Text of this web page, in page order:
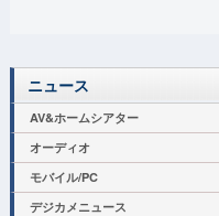
ニュース
AV&ホームシアター
オーディオ
モバイル/PC
デジカメニュース